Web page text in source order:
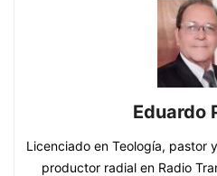
Eduardo
Licenciado en Teología, pastor
productor radial en Radio